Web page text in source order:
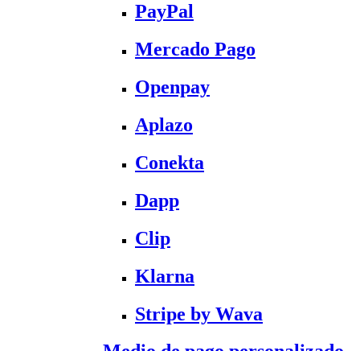
PayPal
Mercado Pago
Openpay
Aplazo
Conekta
Dapp
Clip
Klarna
Stripe by Wava